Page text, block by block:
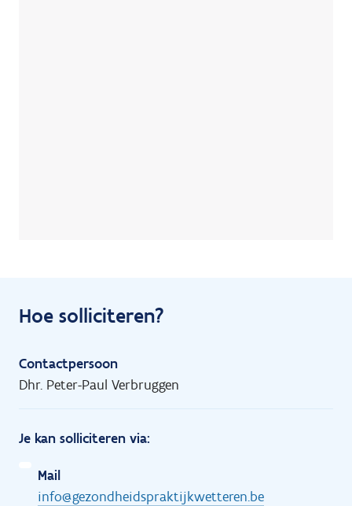
Hoe solliciteren?
Contactpersoon
Dhr. Peter-Paul Verbruggen
Je kan solliciteren via:
Mail
info@gezondheidspraktijkwetteren.be